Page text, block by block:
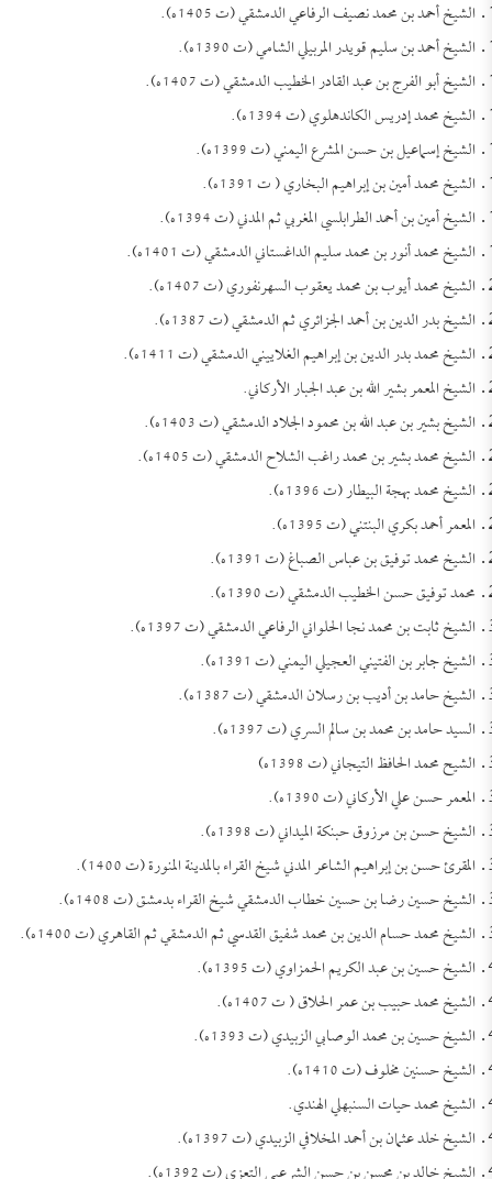
الشيخ أحمد بن محمد نصيف الرفاعي الدمشقي (ت 1405ه).
الشيخ أحمد بن سليم قويدر المربيلي الشامي (ت 1390ه).
الشيخ أبو الفرج بن عبد القادر الخطيب الدمشقي (ت 1407ه).
الشيخ محمد إدريس الكاندهلوي (ت 1394ه).
الشيخ إسماعيل بن حسن المشرع اليمني (ت 1399ه).
الشيخ محمد أمين بن إبراهيم البخاري ( ت 1391ه).
الشيخ أمين بن أحمد الطرابلسي المغربي ثم المدني (ت 1394ه).
الشيخ محمد أنور بن محمد سليم الداغستاني الدمشقي (ت 1401ه).
الشيخ محمد أيوب بن محمد يعقوب السهرنفوري (ت 1407ه).
الشيخ بدر الدين بن أحمد الجزائري ثم الدمشقي (ت 1387ه).
الشيخ محمد بدر الدين بن إبراهيم الغلاييني الدمشقي (ت 1411ه).
الشيخ المعمر بشير الله بن عبد الجبار الأركاني.
الشيخ بشير بن عبد الله بن محمود الجلاد الدمشقي (ت 1403ه).
الشيخ محمد بشير بن محمد راغب الشلاح الدمشقي (ت 1405ه).
الشيخ محمد بهجة البيطار (ت 1396ه).
المعمر أحمد بكري البنتني (ت 1395ه).
الشيخ محمد توفيق بن عباس الصباغ (ت 1391ه).
محمد توفيق حسن الخطيب الدمشقي (ت 1390ه).
الشيخ ثابت بن محمد نجا الحلواني الرفاعي الدمشقي (ت 1397ه).
الشيخ جابر بن الفتيني العجيلي اليمني (ت 1391ه).
الشيخ حامد بن أديب بن رسلان الدمشقي (ت 1387ه).
السيد حامد بن محمد بن سالم السري (ت 1397ه).
الشيح محمد الحافظ التيجاني (ت 1398ه)
المعمر حسن علي الأركاني (ت 1390ه).
الشيخ حسن بن مرزوق حبنكة الميداني (ت 1398ه).
المقرئ حسن بن إبراهيم الشاعر المدني شيخ القراء بالمدينة المنورة (ت 1400).
الشيخ حسين رضا بن حسين خطاب الدمشقي شيخ القراء بدمشق (ت 1408ه).
الشيخ محمد حسام الدين بن محمد شفيق القدسي ثم الدمشقي ثم القاهري (ت 1400ه).
الشيخ حسين بن عبد الكريم الحمزاوي (ت 1395ه).
الشيخ محمد حبيب بن عمر الحلاق ( ت 1407ه).
الشيخ حسين بن محمد الوصابي الزبيدي (ت 1393ه).
الشيخ حسنين مخلوف (ت 1410ه).
الشيخ محمد حيات السنبهلي الهندي.
الشيخ خلد عثمان بن أحمد المخلافي الزبيدي (ت 1397ه).